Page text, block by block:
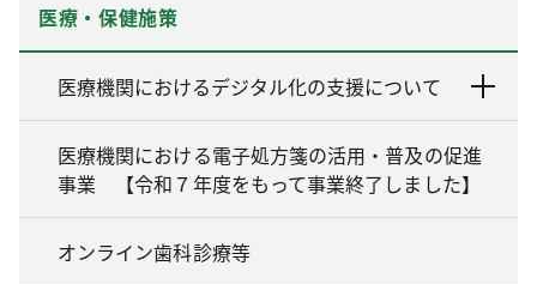
医療・保健施策
医療機関におけるデジタル化の支援について
医療機関における電子処方箋の活用・普及の促進
事業 【令和７年度をもって事業終了しました】
オンライン歯科診療等